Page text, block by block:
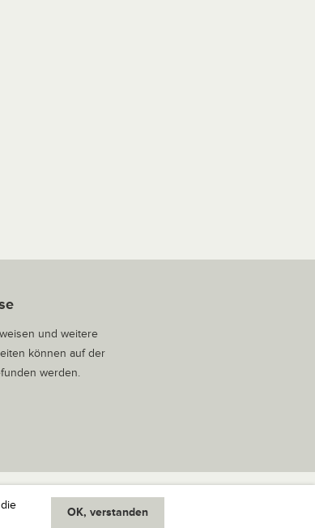
OK, verstanden
und weitere
können auf der
werden.